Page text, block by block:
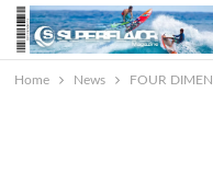
Home News FOUR